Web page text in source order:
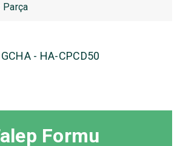
Parça
- HA-CPCD50
Formu